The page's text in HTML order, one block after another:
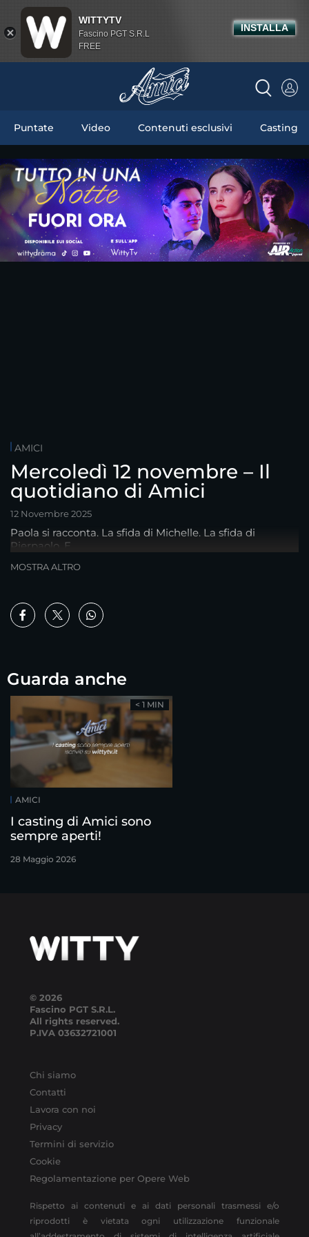
Puntate Video Contenuti esclusivi Casting
AMICI
Mercoledì 12 novembre – Il
quotidiano di Amici
12 Novembre 2025
Paola si racconta. La sfida di Michelle. La sfida di
Pierpaolo. E…
MOSTRA ALTRO
Guarda anche
AMICI
I casting di Amici sono
sempre aperti!
28 Maggio 2026
< 1 MIN
© 2026
Fascino PGT S.R.L.
All rights reserved.
P.IVA 03632721001
Chi siamo
Contatti
Lavora con noi
Privacy
Termini di servizio
Cookie
Regolamentazione per Opere Web
Rispetto ai contenuti e ai dati personali trasmessi e/o
riprodotti è vietata ogni utilizzazione funzionale
WITTYTV
Fascino PGT S.R.L
FREE
INSTALLA